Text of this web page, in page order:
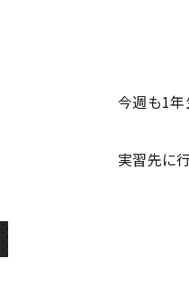
今週も1
実習先に